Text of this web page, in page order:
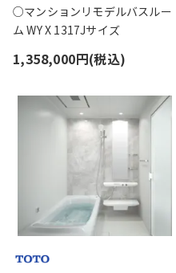
○マンションリモデルバスルー
ム WY X 1317Jサイズ
1,358,000円(税込)